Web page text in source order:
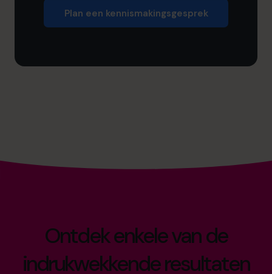
Plan een kennismakingsgesprek
Ontdek enkele van de
indrukwekkende resultaten